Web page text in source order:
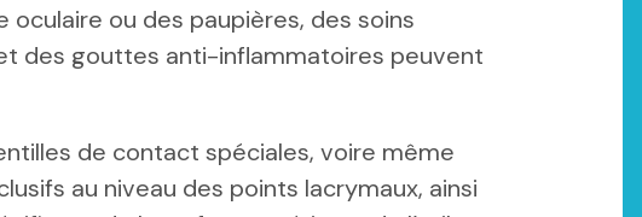
oculaire ou des paupières, des soins
des gouttes anti-inflammatoires peuvent
de contact spéciales, voire même
au niveau des points lacrymaux, ainsi